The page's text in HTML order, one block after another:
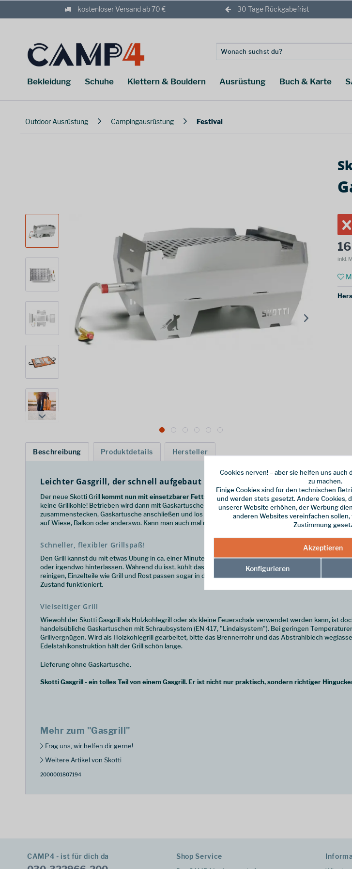
kostenloser Versand ab 70 € 30 Tage Rückgabefrist
Bekleidung Schuhe Klettern & Bouldern Ausrüstung Buch & Karte
Outdoor Ausrüstung Campingausrüstung Festival
inkl.
Beschreibung Produktdetails Hersteller
Leichter Gasgrill, der schnell aufgebaut ist
Der neue Skotti Grillkommt nun mit einsetzbarer Fettschaleund ist super praktisch und läuft neben
keine Grillkohle! Betrieben wird dann mit Gaskartusche mit Schraubsystem. Der Gasgrill passt gut in
zusammenstecken, Gaskartusche anschließen und los kann es gehen. Es ist dank ausgeklügeltem
auf Wiese, Balkon oder anderswo. Kann man auch mal mit dem Rad oder dem Kanu transportieren.
Schneller, flexibler Grillspaß!
Den Grill kannst du mit etwas Übung in ca. einer Minute aufbauen und er wird dann auch recht schnell
oder irgendwo hinterlassen. Während du isst, kühlt das Teil ab und kann dann einfach wieder
reinigen, Einzelteile wie Grill und Rost passen sogar in den Geschirrspüler und sind für diesen auch
Zustand funktioniert.
Vielseitiger Grill
Wiewohl der Skotti Gasgrill als Holzkohlegrill oder als kleine Feuerschale verwendet werden kann, ist
handelsübliche Gaskartuschen mit Schraubsystem (EN 417, "Lindalsystem"). Bei geringen
Grillvergnügen. Wird als Holzkohlegrill gearbeitet, bitte das Brennerrohr und das Abstrahlblech
Edelstahlkonstruktion hält der Grill schön lange.
Lieferung ohne Gaskartusche.
Skotti Gasgrill - ein tolles Teil von einem Gasgrill. Er ist nicht nur praktisch, sondern richtiger
Mehr zum "Gasgrill"
Frag uns, wir helfen dir gerne!
Weitere Artikel von Skotti
2000001807194
CAMP4 - ist für dich da Shop Service
Cookies nerven! – aber sie helfen uns auch
zu machen.
Einige Cookies sind für den technischen
und werden stets gesetzt. Andere Cookies,
unserer Website erhöhen, der Werbung
anderen Websites vereinfachen
Zustimmung
Akzeptieren
Konfigurieren